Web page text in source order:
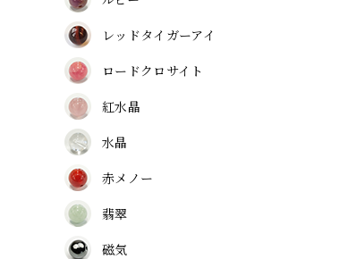
レッドタイガーアイ
ロードクロサイト
紅水晶
水晶
赤メノー
翡翠
磁気